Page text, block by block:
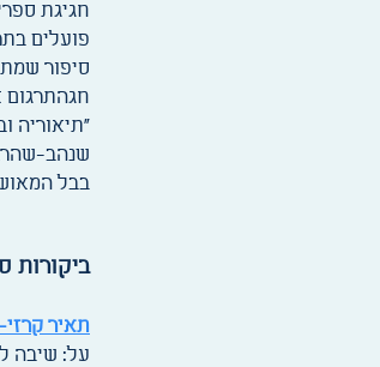
חגיגת
פועלים
סיפור
חגהתרגום
"תיאוריה
שנהב-
בבל
ביקורות
תאיר
על: שיבה